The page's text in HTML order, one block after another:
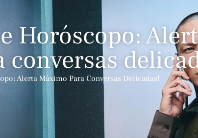
Horóscopo:
conversas
Alerta Máximo Para Conversas Delicadas!